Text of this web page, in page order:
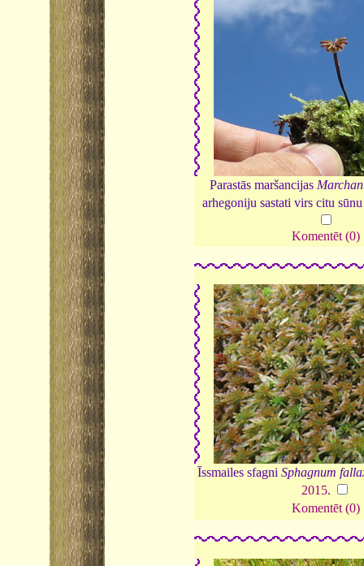
Parastās maršancijas
arhegoniju sastati virs citu
Komentēt (0)
Īssmailes sfagni Sphagnum
2015.
Komentēt (0)